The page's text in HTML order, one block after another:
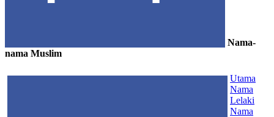
Nama-
nama Muslim
Utama
Nama
Lelaki
Nama